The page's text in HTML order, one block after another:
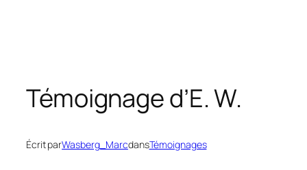
Témoignage d’E. W.
Écrit parWasberg_MarcdansTémoignages